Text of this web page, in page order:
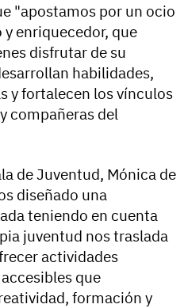
"apostamos por un ocio
enriquecedor, que
disfrutar de su
habilidades,
y fortalecen los vínculos
compañeras del
de Juventud, Mónica de
diseñado una
teniendo en cuenta
juventud nos traslada
actividades
que
formación y